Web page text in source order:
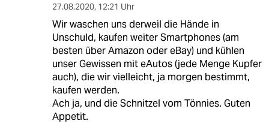
27.08.2020, 12:21 Uhr
Wir waschen uns derweil die Hände in
Unschuld, kaufen weiter Smartphones (am
besten über Amazon oder eBay) und kühlen
unser Gewissen mit eAutos (jede Menge Kupfer
auch), die wir vielleicht, ja morgen bestimmt,
kaufen werden.
Ach ja, und die Schnitzel vom Tönnies. Guten
Appetit.